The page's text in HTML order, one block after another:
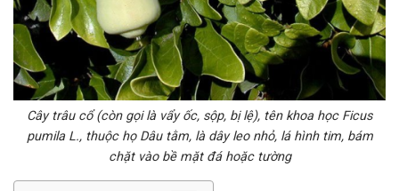
Cây trâu cổ (còn gọi là vẩy ốc, sộp, bị lệ), tên khoa học Ficus
pumila L., thuộc họ Dâu tằm, là dây leo nhỏ, lá hình tim, bám
chặt vào bề mặt đá hoặc tường